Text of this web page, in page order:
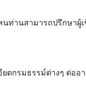
ท่านสามารถปรึกษาผู้
ดกรมธรรม์ต่างๆ ต่ออ